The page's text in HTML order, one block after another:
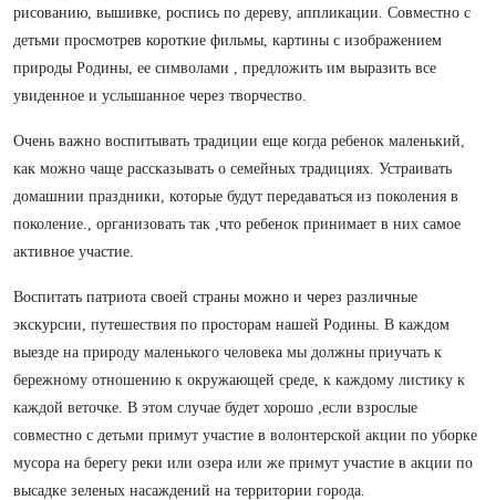
рисованию, вышивке, роспись по дереву, аппликации. Совместно с
детьми просмотрев короткие фильмы, картины с изображением
природы Родины, ее символами , предложить им выразить все
увиденное и услышанное через творчество.
Очень важно воспитывать традиции еще когда ребенок маленький,
как можно чаще рассказывать о семейных традициях. Устраивать
домашнии праздники, которые будут передаваться из поколения в
поколение., организовать так ,что ребенок принимает в них самое
активное участие.
Воспитать патриота своей страны можно и через различные
экскурсии, путешествия по просторам нашей Родины. В каждом
выезде на природу маленького человека мы должны приучать к
бережному отношению к окружающей среде, к каждому листику к
каждой веточке. В этом случае будет хорошо ,если взрослые
совместно с детьми примут участие в волонтерской акции по уборке
мусора на берегу реки или озера или же примут участие в акции по
высадке зеленых насаждений на территории города.